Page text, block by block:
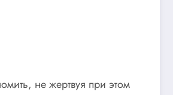
не жертвуя при этом